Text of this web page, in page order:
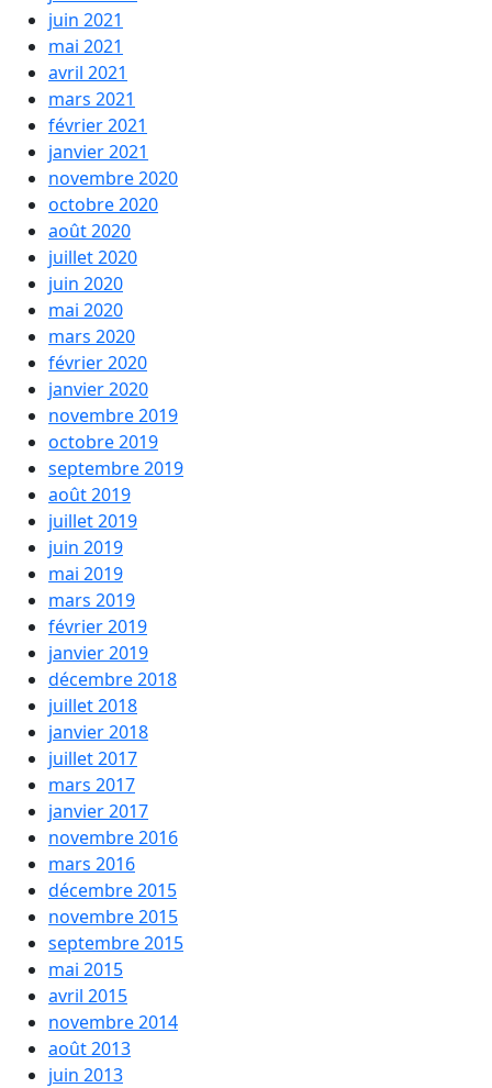
juin 2021
mai 2021
avril 2021
mars 2021
février 2021
janvier 2021
novembre 2020
octobre 2020
août 2020
juillet 2020
juin 2020
mai 2020
mars 2020
février 2020
janvier 2020
novembre 2019
octobre 2019
septembre 2019
août 2019
juillet 2019
juin 2019
mai 2019
mars 2019
février 2019
janvier 2019
décembre 2018
juillet 2018
janvier 2018
juillet 2017
mars 2017
janvier 2017
novembre 2016
mars 2016
décembre 2015
novembre 2015
septembre 2015
mai 2015
avril 2015
novembre 2014
août 2013
juin 2013